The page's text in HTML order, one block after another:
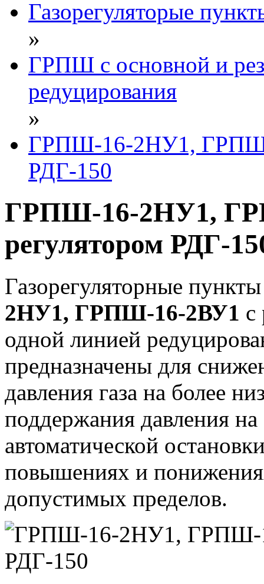
Газорегуляторые
»
ГРПШ с основной и
редуцирования
»
ГРПШ-16-2НУ1, ГРПШ-
РДГ-150
ГРПШ-16-2НУ1,
регулятором РДГ-
Газорегуляторные
2НУ1, ГРПШ-16-2ВУ1 с
одной линией
предназначены для
давления газа на более
поддержания давления
автоматической
повышениях и
допустимых пределов.